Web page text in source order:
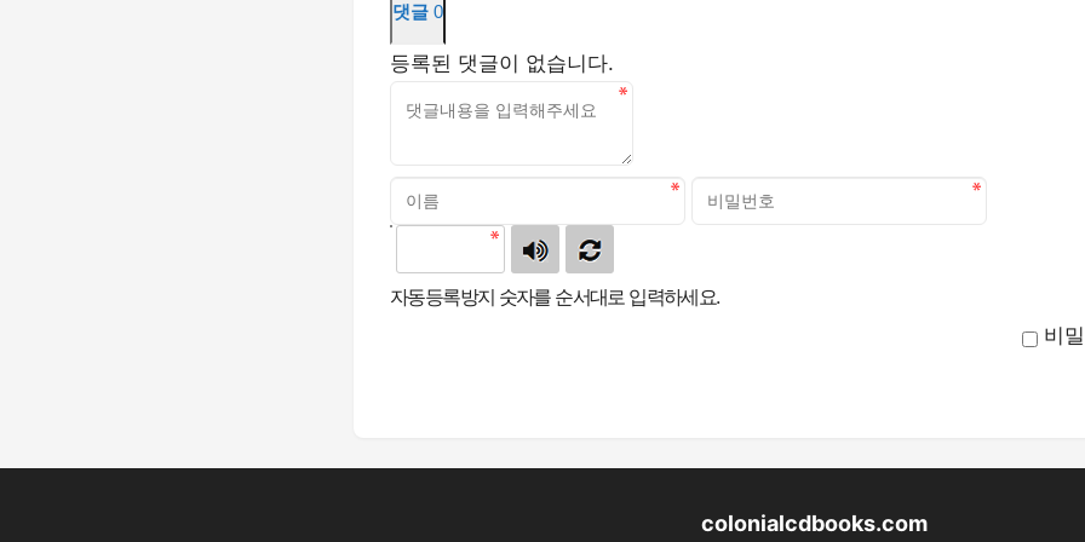
댓글 0
등록된 댓글이 없습니다.
자동등록방지 숫자를 순서대로 입력하세요.
비
colonialcdbooks.com